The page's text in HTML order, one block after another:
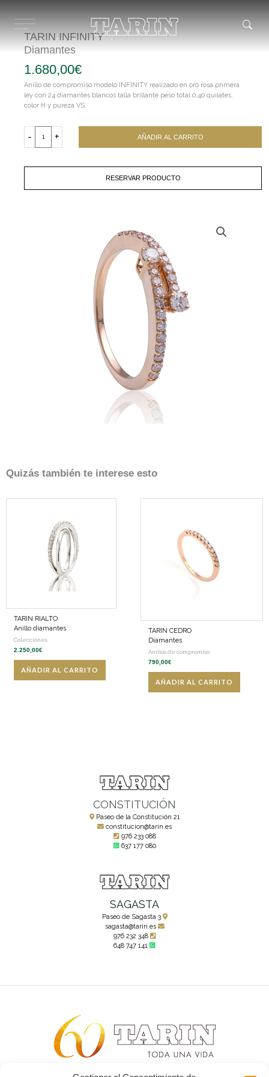
contenido
TARIN INFINITY
Diamantes
1.680,00€
Anillo de compromiso modelo INFINITY realizado en oro rosa primera
ley con 24 diamantes blancos talla brillante peso total 0,40 quilates,
color H y pureza VS.
-
INFINITYDiamantes
+ AÑADIR AL CARRITO
RESERVAR PRODUCTO
Quizás también te interese esto
TARIN RIALTO
Anillo diamantes
Colecciones
2.250,00€
AÑADIR AL CARRITO
TARIN CEDRO
Diamantes
Anillos de compromiso
790,00€
AÑADIR AL CARRITO
CONSTITUCIÓN
Paseo de la Constitución 21
constitucion@tarin.es
976 233 088
637 177 080
SAGASTA
Paseo de Sagasta 3
sagasta@tarin.es
976 232 348
648 747 141